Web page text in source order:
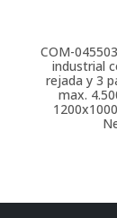
COM-045503
industrial
rejada y 3
max.